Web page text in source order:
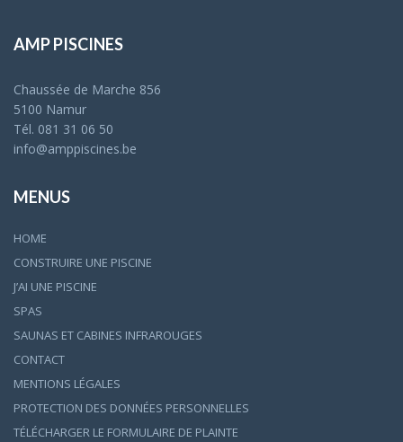
AMP PISCINES
Chaussée de Marche 856
5100 Namur
Tél. 081 31 06 50
info@amppiscines.be
MENUS
HOME
CONSTRUIRE UNE PISCINE
J’AI UNE PISCINE
SPAS
SAUNAS ET CABINES INFRAROUGES
CONTACT
MENTIONS LÉGALES
PROTECTION DES DONNÉES PERSONNELLES
TÉLÉCHARGER LE FORMULAIRE DE PLAINTE